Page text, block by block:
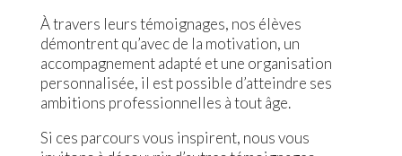
À travers leurs témoignages, nos élèves
démontrent qu’avec de la motivation, un
accompagnement adapté et une organisation
personnalisée, il est possible d’atteindre ses
ambitions professionnelles à tout âge.
Si ces parcours vous inspirent, nous vous